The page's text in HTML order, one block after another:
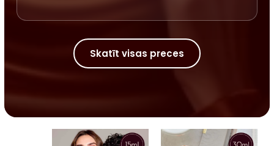
Skatīt visas preces